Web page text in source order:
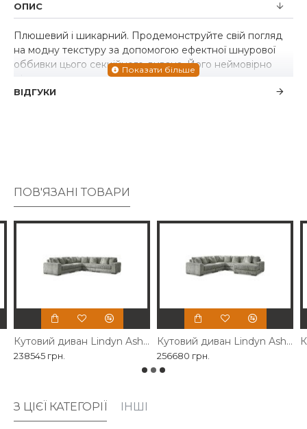
ОПИС
Плюшевий і шикарний. Продемонструйте свій погляд
на модну текстуру за допомогою ефектної шнурової
оббивки цього секційного дивана. Його неймовірно
м'яка тканина приваблює теплим нейтральним
відтінком, що доповнює сучасну колірну палітру.
ВІДГУКИ
ПОВ'ЯЗАНІ ТОВАРИ
Кутовий диван Lindyn Ashley сірого кольору
238545 грн.
Кутовий диван Lindyn Ashley з подушками
256680 грн.
З ЦІЄЇ КАТЕГОРІЇ ІНШІ